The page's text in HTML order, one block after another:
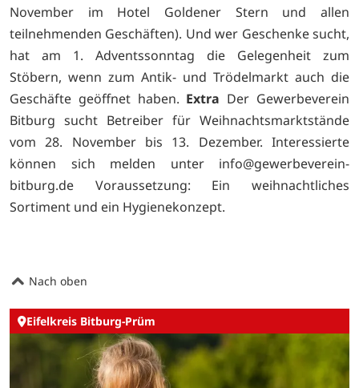
November im Hotel Goldener Stern und allen
teilnehmenden Geschäften). Und wer Geschenke sucht,
hat am 1. Adventssonntag die Gelegenheit zum
Stöbern, wenn zum Antik- und Trödelmarkt auch die
Geschäfte geöffnet haben. Extra Der Gewerbeverein
Bitburg sucht Betreiber für Weihnachtsmarktstände
vom 28. November bis 13. Dezember. Interessierte
können sich melden unter info@gewerbeverein-
bitburg.de Voraussetzung: Ein weihnachtliches
Sortiment und ein Hygienekonzept.
Nach oben
Eifelkreis Bitburg-Prüm